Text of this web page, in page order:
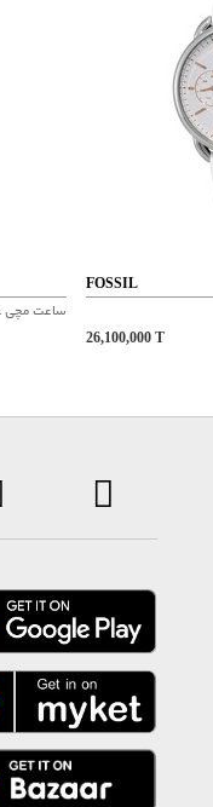
ساعت مچی
FOSSIL
26,100,000 T